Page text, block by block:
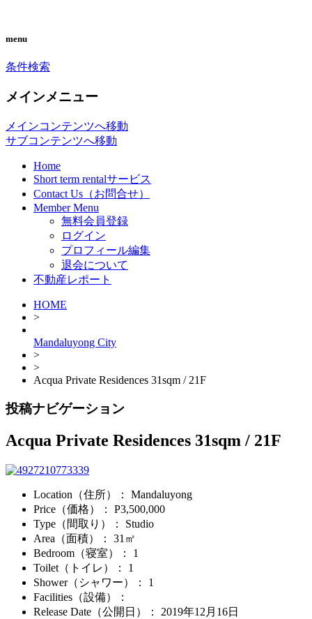
CONDO SEARCH in
MAKATI. フィリピン不動産
検索サイト「こんどマカティ
ね！」
心地マカティ周辺の不動産投資情報で
す。
menu
条件検索
メインメニュー
メインコンテンツへ移動
サブコンテンツへ移動
Home
Short term rentalサービス
Contact Us（お問合せ）
Member Menu
無料会員登録
ログイン
プロフィール編集
退会について
不動産レポート
HOME
>
Mandaluyong City
>
>
Acqua Private Residences 31sqm / 21F
投稿ナビゲーション
Acqua Private Residences 31sqm / 21F
Location（住所）
： Mandaluyong
Price（価格）
： P3,500,000
Type（間取り）
： Studio
Area（面積）
： 31㎡
Bedroom（寝室）
： 1
Toilet（トイレ）
： 1
Shower（シャワー）
： 1
Facilities（設備）
：
Release Date（公開日）
： 2019年12月16日